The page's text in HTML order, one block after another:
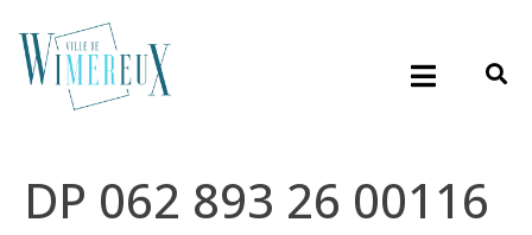
DP 062 893 26 00116